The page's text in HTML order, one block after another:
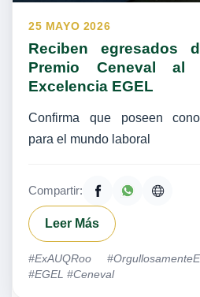
25 MAYO 2026
Reciben egresados
Premio Ceneval al
Excelencia EGEL
Confirma que poseen
para el mundo laboral
Compartir:
Leer Más
#ExAUQRoo
#EGEL #Ceneval